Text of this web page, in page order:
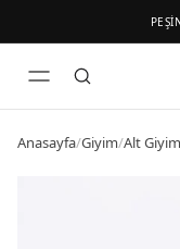
Anasayfa/Giyim/Alt Giyim